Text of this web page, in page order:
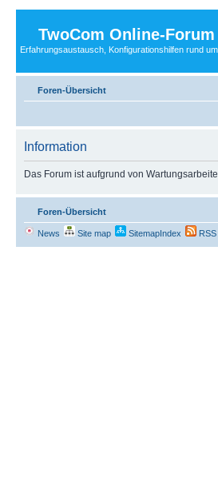
TwoCom Online-Forum
Erfahrungsaustausch, Konfigurationshilfen rund
Foren-Übersicht
Information
Das Forum ist aufgrund von
Foren-Übersicht
News Site map SitemapIndex